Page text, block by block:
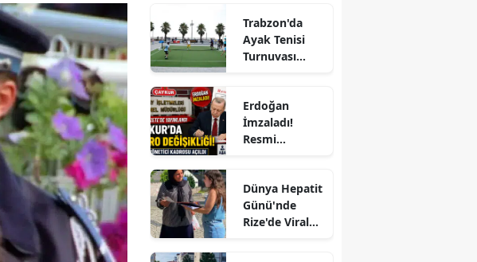
Bolu
Burdur
Bursa
Çanakkale
Çankırı
Çorum
Denizli
Diyarbakır
Trabzon'da
Ayak Tenisi
Turnuvası
Erdoğan
İmzaladı!
Resmi
ÇAYKUR'a 4
Yeni Kadro,
KİT'lerde
Dünya Hepatit
Günü'nde
Rize'de Viral